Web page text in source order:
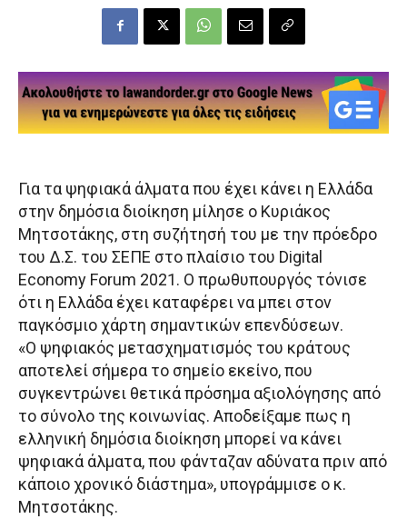
Για τα ψηφιακά άλματα που έχει κάνει η Ελλάδα
στην δημόσια διοίκηση μίλησε ο Κυριάκος
Μητσοτάκης, στη συζήτησή του με την πρόεδρο
του Δ.Σ. του ΣΕΠΕ στο πλαίσιο του Digital
Economy Forum 2021. Ο πρωθυπουργός τόνισε
ότι η Ελλάδα έχει καταφέρει να μπει στον
παγκόσμιο χάρτη σημαντικών επενδύσεων.
«Ο ψηφιακός μετασχηματισμός του κράτους
αποτελεί σήμερα το σημείο εκείνο, που
συγκεντρώνει θετικά πρόσημα αξιολόγησης από
το σύνολο της κοινωνίας. Αποδείξαμε πως η
ελληνική δημόσια διοίκηση μπορεί να κάνει
ψηφιακά άλματα, που φάνταζαν αδύνατα πριν από
κάποιο χρονικό διάστημα», υπογράμμισε ο κ.
Μητσοτάκης.